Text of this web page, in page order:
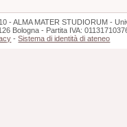
- ALMA MATER STUDIORUM -
Bologna - Partita IVA:
-Sistema di identità di ateneo